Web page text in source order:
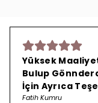
Yüksek
Bulup
İçin Ayrıca
Fatih Kumru